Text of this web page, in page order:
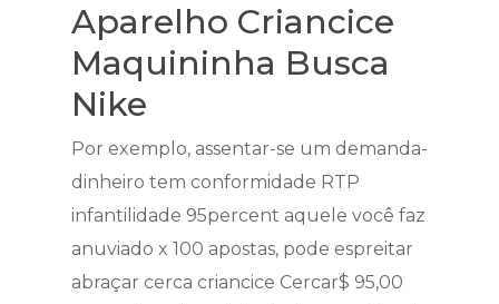
Aparelho Criancice
Maquininha Busca
Nike
Por exemplo, assentar-se um demanda-
dinheiro tem conformidade RTP
infantilidade 95percent aquele você faz
anuviado x 100 apostas, pode espreitar
abraçar cerca criancice Cercar$ 95,00